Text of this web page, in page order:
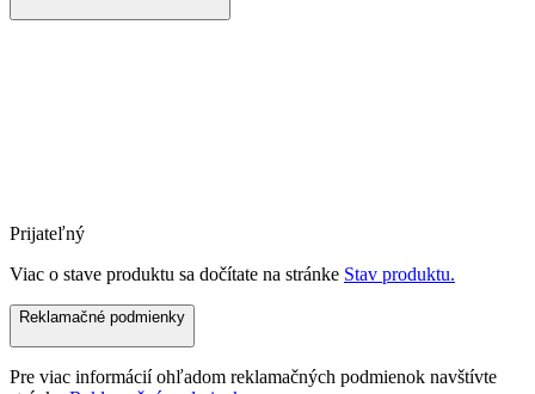
Prijateľný
Viac o stave produktu sa dočítate na stránke Stav produktu.
Reklamačné podmienky
Pre viac informácií ohľadom reklamačných podmienok navštívte